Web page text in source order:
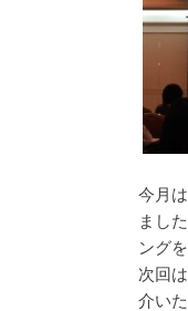
今月
まし
ング
次回
介い